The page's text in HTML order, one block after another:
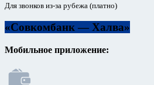
Для звонков из-за рубежа (платно)
«Совкомбанк — Халва»
Мобильное приложение: